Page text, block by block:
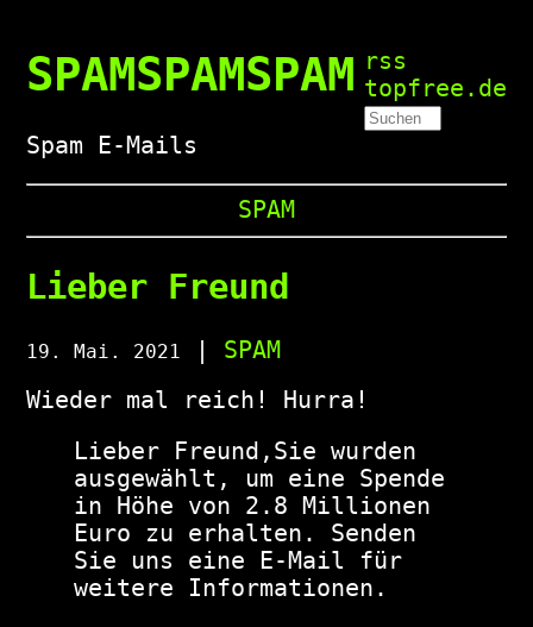
rss
topfree.de
SPAMSPAMSPAM
Spam E-Mails
SPAM
Lieber Freund
19. Mai. 2021
SPAM
Wieder mal reich! Hurra!
Lieber Freund,Sie wurden
ausgewählt, um eine Spende
in Höhe von 2.8 Millionen
Euro zu erhalten. Senden
Sie uns eine E-Mail für
weitere Informationen.